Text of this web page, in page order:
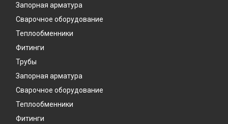
Запорная арматура
Сварочное оборудование
Теплообменники
Фитинги
Трубы
Запорная арматура
Сварочное оборудование
Теплообменники
Фитинги